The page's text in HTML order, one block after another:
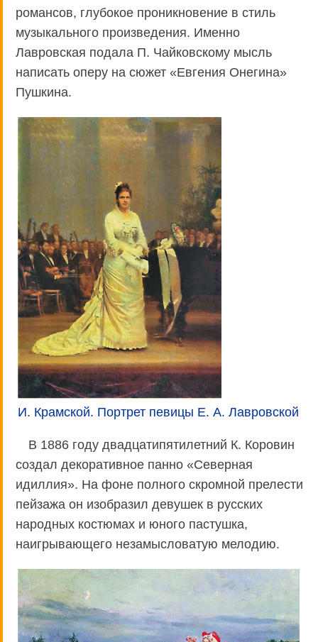
романсов, глубокое проникновение в стиль
музыкального произведения. Именно
Лавровская подала П. Чайковскому мысль
написать оперу на сюжет «Евгения Онегина»
Пушкина.
И. Крамской. Портрет певицы Е. А. Лавровской
В 1886 году двадцатипятилетний К. Коровин
создал декоративное панно «Северная
идиллия». На фоне полного скромной прелести
пейзажа он изобразил девушек в русских
народных костюмах и юного пастушка,
наигрывающего незамысловатую мелодию.